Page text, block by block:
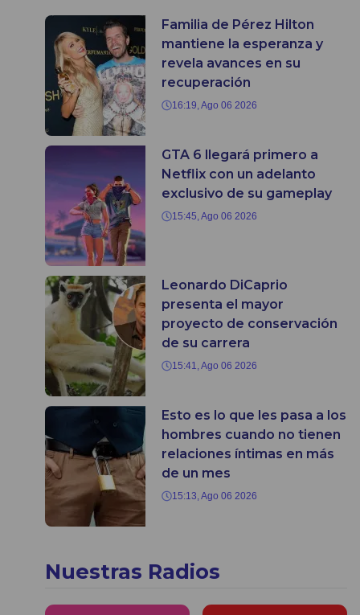
Familia de Pérez Hilton
mantiene la esperanza y
revela avances en su
recuperación
16:19, Ago 06 2026
GTA 6 llegará primero a
Netflix con un adelanto
exclusivo de su gameplay
15:45, Ago 06 2026
Leonardo DiCaprio
presenta el mayor
proyecto de conservación
de su carrera
15:41, Ago 06 2026
Esto es lo que les pasa a los
hombres cuando no tienen
relaciones íntimas en más
de un mes
15:13, Ago 06 2026
Nuestras Radios